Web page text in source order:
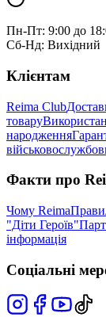
Пн-Пт: 9:00 до
Сб-Нд: Вихідний
Клієнтам
Reima Club
товару
народження
Факти про
Чому Reima
"Діти Героїв"
інформація
Соціальні